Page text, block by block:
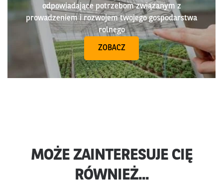
odpowiadające potrzebom związanym z
prowadzeniem i rozwojem twojego gospodarstwa
rolnego
ZOBACZ
MOŻE ZAINTERESUJE CIĘ
RÓWNIEŻ...